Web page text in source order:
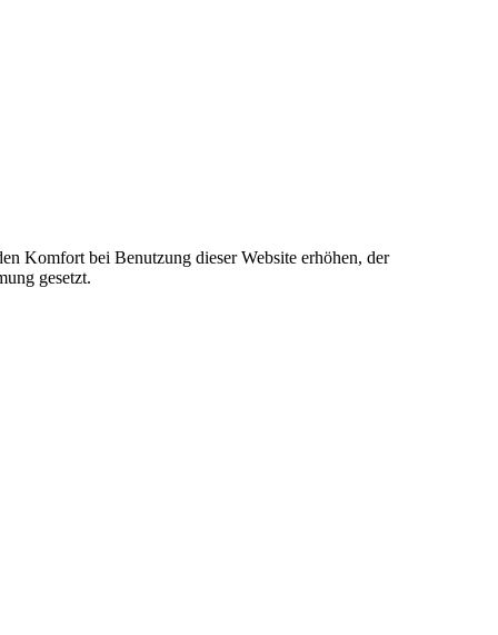
Komfort bei Benutzung dieser Website erhöhen, der
gesetzt.